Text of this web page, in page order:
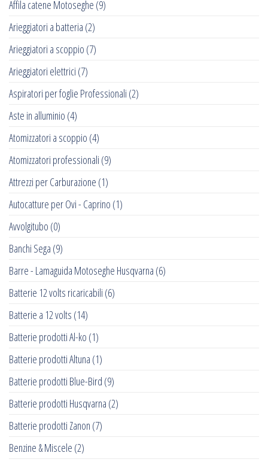
Affila catene Motoseghe (9)
Arieggiatori a batteria (2)
Arieggiatori a scoppio (7)
Arieggiatori elettrici (7)
Aspiratori per foglie Professionali (2)
Aste in alluminio (4)
Atomizzatori a scoppio (4)
Atomizzatori professionali (9)
Attrezzi per Carburazione (1)
Autocatture per Ovi - Caprino (1)
Avvolgitubo (0)
Banchi Sega (9)
Barre - Lamaguida Motoseghe Husqvarna (6)
Batterie 12 volts ricaricabili (6)
Batterie a 12 volts (14)
Batterie prodotti Al-ko (1)
Batterie prodotti Altuna (1)
Batterie prodotti Blue-Bird (9)
Batterie prodotti Husqvarna (2)
Batterie prodotti Zanon (7)
Benzine & Miscele (2)